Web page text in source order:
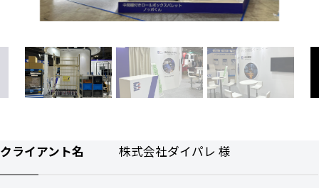
クライアント名 株式会社ダイパレ 様